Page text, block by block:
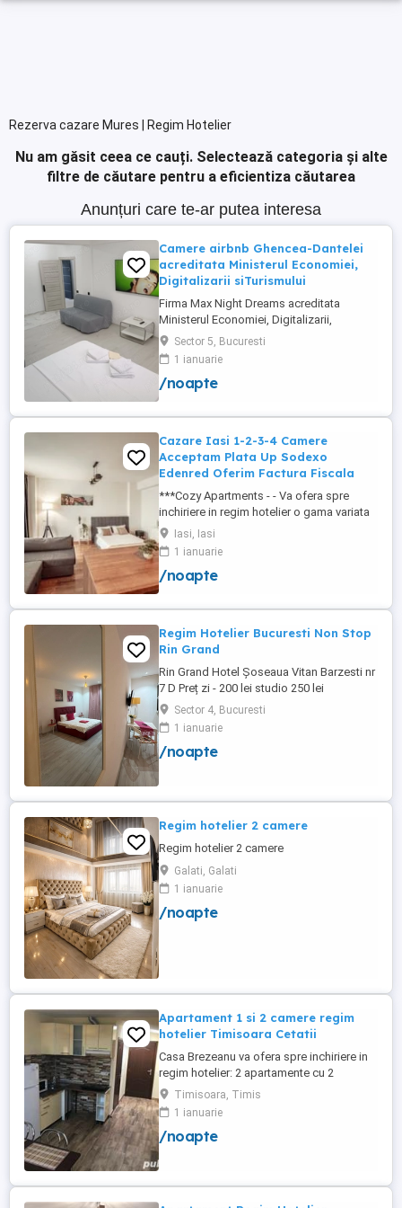
Rezerva cazare Mures | Regim Hotelier
Nu am găsit ceea ce cauți. Selectează categoria și alte
filtre de căutare pentru a eficientiza căutarea
Anunțuri care te-ar putea interesa
Camere airbnb Ghencea-Dantelei
acreditata Ministerul Economiei,
Digitalizarii siTurismului
Firma Max Night Dreams acreditata
Ministerul Economiei, Digitalizarii,
Antreprenoriatului si Turismului închiriază
in regim hotelier in zona Drumul Taberei -
Ghencea diferite tipuri de camere Camera
single cu o suprafață totală de 16mp
cu o suprafață totală de ...
Sector 5, Bucuresti
1 ianuarie
/noapte
Cazare Iasi 1-2-3-4 Camere
Acceptam Plata Up Sodexo
Edenred Oferim Factura Fiscala
***Cozy Apartments - - Va ofera spre
inchiriere in regim hotelier o gama variata
de apartamente si garsoniere situate in
puncte cheie ale orasului doar in
complexe rezidentiale noi: *Zona Palas
Mall - Centru - Complex Lazar Residence;
Residence; *Zona Palas Mall - ...
Iasi, Iasi
1 ianuarie
/noapte
Regim Hotelier Bucuresti Non Stop
Rin Grand
Rin Grand Hotel Șoseaua Vitan Barzesti nr
7 D Preț zi - 200 lei studio 250 lei
apartament
Sector 4, Bucuresti
1 ianuarie
/noapte
Regim hotelier 2 camere
Regim hotelier 2 camere
Galati, Galati
1 ianuarie
/noapte
Apartament 1 si 2 camere regim
hotelier Timisoara Cetatii
Casa Brezeanu va ofera spre inchiriere in
regim hotelier: 2 apartamente cu 2
dormitoare, baie si bucatarie proprie. (4
locuri cazare in fiecare apartament) 1
apartament cu 1 dormitor, baie si
bucatarie proprie. (3 locuri cazare) Fiecare
Timisoara, Timis
1 ianuarie
/noapte